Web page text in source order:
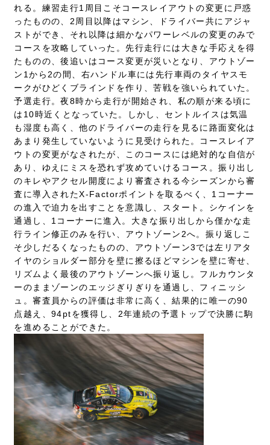
れる。練習走行1周目こそコースレイアウトの変更に戸惑
ったものの、2周目以降はマシン、ドライバー共にアジャ
ストができ、それ以降は細かなパワーレベルの変更のみで
コースを攻略していった。先行走行には大きな手応えを得
たものの、後追いはコース変更が災いとなり、アウトゾー
ン1から2の間、右ハンドル車には先行車両のタイヤスモ
ークがひどくブラインドを作り、苦戦を強いられていた。
予選走行。夜8時から走行が開始され、私の順が来る頃に
は10時近くとなっていた。しかし、セントルイスは気温
も湿度も高く、他のドライバーの走行を見るに路面変化は
あまり発生していないように見受けられた。コースレイア
ウトの変更がなされたが、このコースには絶対的な自信が
あり、ゆえにミスを恐れず攻めていけるコース。振り出し
のキレやアクセル開度により審査される今シーズンから審
査に導入されたX-Factorポイントを取るべく、1コーナー
の進入で迫力を出すことを意識し、スタート。シケインを
通過し、1コーナーに進入。大きな振り出しから僅かな走
行ライン修正のみを行い、アウトゾーン2へ。振り返しこ
そ少しだるくなったものの、アウトゾーン3では左リアタ
イヤのショルダー部分を壁に擦るほどマシンを壁に寄せ、
リズムよく最後のアウトゾーンへ振り返し。フルカウンタ
ーのままゾーンのエッジぎりぎりを通過し、フィニッシ
ュ。審査員からの評価は非常に高く、結果的に唯一の90
点越え、94ptを獲得し、2年連続の予選トップで決勝に駒
を進めることができた。